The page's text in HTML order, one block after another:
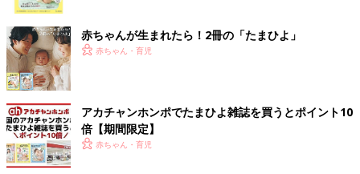
赤ちゃんが生まれたら！2冊の「たまひよ」
赤ちゃん・育児
アカチャンホンポでたまひよ雑誌を買うとポイント10
倍【期間限定】
赤ちゃん・育児